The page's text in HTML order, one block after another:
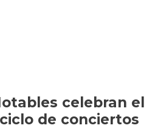
celebran el
de conciertos